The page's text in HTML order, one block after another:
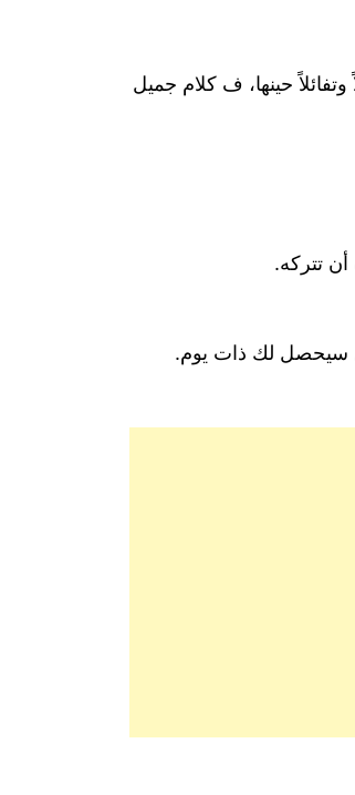
حينها، ف كلام جميل
تتركه.
سيحصل لك ذات يوم.